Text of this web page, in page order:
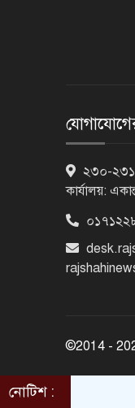
২৩০-২৩১
কার্যালয়:
©2014 -
নোটিশ :